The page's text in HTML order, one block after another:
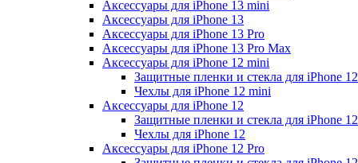
Аксессуары для iPhone 13 mini
Аксессуары для iPhone 13
Аксессуары для iPhone 13 Pro
Аксессуары для iPhone 13 Pro Max
Аксессуары для iPhone 12 mini
Защитные пленки и стекла для iPhone
Чехлы для iPhone 12 mini
Аксессуары для iPhone 12
Защитные пленки и стекла для iPhone 12
Чехлы для iPhone 12
Аксессуары для iPhone 12 Pro